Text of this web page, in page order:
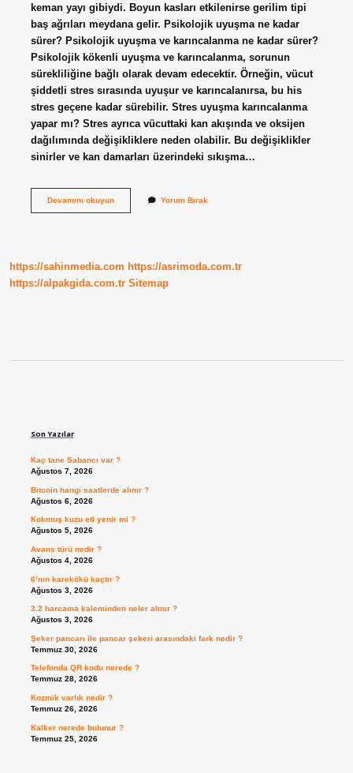
keman yayı gibiydi. Boyun kasları etkilenirse gerilim tipi
baş ağrıları meydana gelir. Psikolojik uyuşma ne kadar
sürer? Psikolojik uyuşma ve karıncalanma ne kadar sürer?
Psikolojik kökenli uyuşma ve karıncalanma, sorunun
sürekliliğine bağlı olarak devam edecektir. Örneğin, vücut
şiddetli stres sırasında uyuşur ve karıncalanırsa, bu his
stres geçene kadar sürebilir. Stres uyuşma karıncalanma
yapar mı? Stres ayrıca vücuttaki kan akışında ve oksijen
dağılımında değişikliklere neden olabilir. Bu değişiklikler
sinirler ve kan damarları üzerindeki sıkışma…
Devamını okuyunPsikolojik
Yorum Bırak
https://sahinmedia.com https://asrimoda.com.tr
https://alpakgida.com.tr Sitemap
Son Yazılar
Kaç tane Sabancı var ?
Ağustos 7, 2026
Bitcoin hangi saatlerde alınır ?
Ağustos 6, 2026
Kokmuş kuzu eti yenir mi ?
Ağustos 5, 2026
Avans türü nedir ?
Ağustos 4, 2026
6’nın karekökü kaçtır ?
Ağustos 3, 2026
3.2 harcama kaleminden neler alınır ?
Ağustos 3, 2026
Şeker pancarı ile pancar şekeri arasındaki fark nedir ?
Temmuz 30, 2026
Telefonda QR kodu nerede ?
Temmuz 28, 2026
Kozmik varlık nedir ?
Temmuz 26, 2026
Kalker nerede bulunur ?
Temmuz 25, 2026